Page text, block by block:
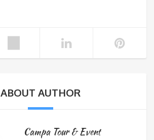
ABOUT AUTHOR
Campa Tour & Event